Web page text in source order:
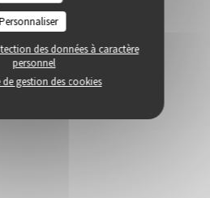
Personnaliser
des données à caractère
personnel
gestion des cookies